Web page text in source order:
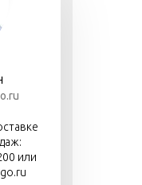
ВА69
или